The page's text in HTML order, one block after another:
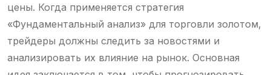
цены. Когда применяется стратегия
«Фундаментальный анализ» для торговли золотом,
трейдеры должны следить за новостями и
анализировать их влияние на рынок. Основная